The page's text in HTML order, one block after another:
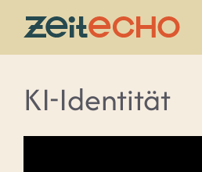
Inhalt
springen
KI-Identität